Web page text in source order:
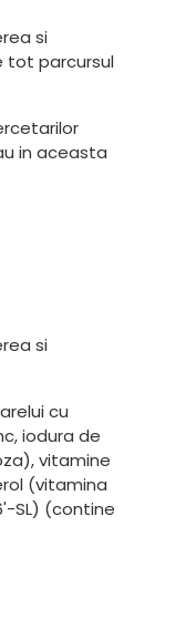
si
tot parcursul
in aceasta
si
cu
iodura de
vitamine
(vitamina
SL) (contine